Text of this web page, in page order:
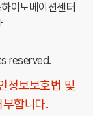
이노베이션센터
reserved.
정보보호법 및
합니다.